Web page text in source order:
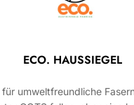
ECO. HAUSSIEGEL
umweltfreundliche